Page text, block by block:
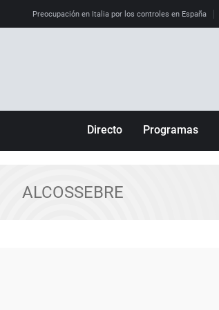
Preocupación en Italia por los controles en España
Directo Programas
Julia en la onda
ALCOSSEBRE